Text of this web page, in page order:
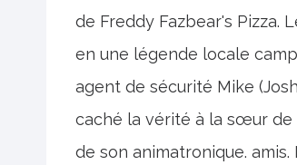
de Freddy Fazbear's Pizza.
en une légende locale
agent de sécurité Mike
caché la vérité à la sœur de
de son animatronique.